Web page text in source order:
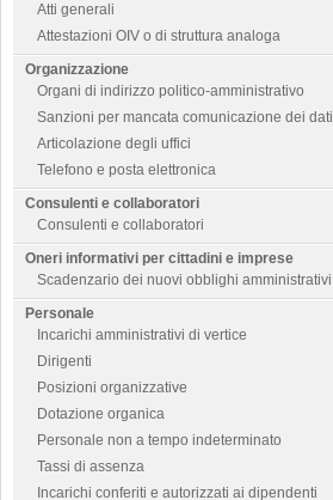
Atti generali
Attestazioni OIV o di struttura analoga
Organizzazione
Organi di indirizzo politico-amministrativo
Sanzioni per mancata comunicazione dei dati
Articolazione degli uffici
Telefono e posta elettronica
Consulenti e collaboratori
Consulenti e collaboratori
Oneri informativi per cittadini e imprese
Scadenzario dei nuovi obblighi amministrativi
Personale
Incarichi amministrativi di vertice
Dirigenti
Posizioni organizzative
Dotazione organica
Personale non a tempo indeterminato
Tassi di assenza
Incarichi conferiti e autorizzati ai dipendenti